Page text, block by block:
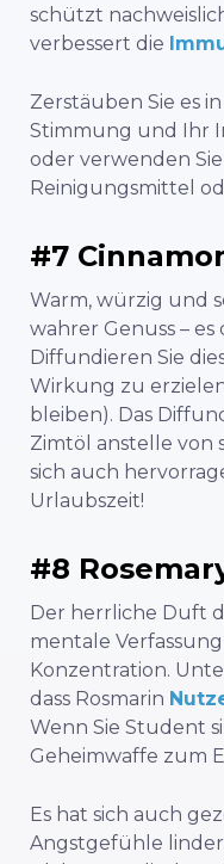
schützt
verbessert die
Zerstäuben Sie es
Stimmung und Ihr
oder verwenden
Reinigungsmittel
#7
Warm, würzig und
wahrer Genuss –
Diffundieren Sie
Wirkung zu
bleiben). Das
Zimtöl anstelle von
sich auch
Urlaubszeit!
#8
Der herrliche Duft
mentale
Konzentration.
dass Rosmarin
Wenn Sie Student
Geheimwaffe zum
Es hat sich auch
Angstgefühle